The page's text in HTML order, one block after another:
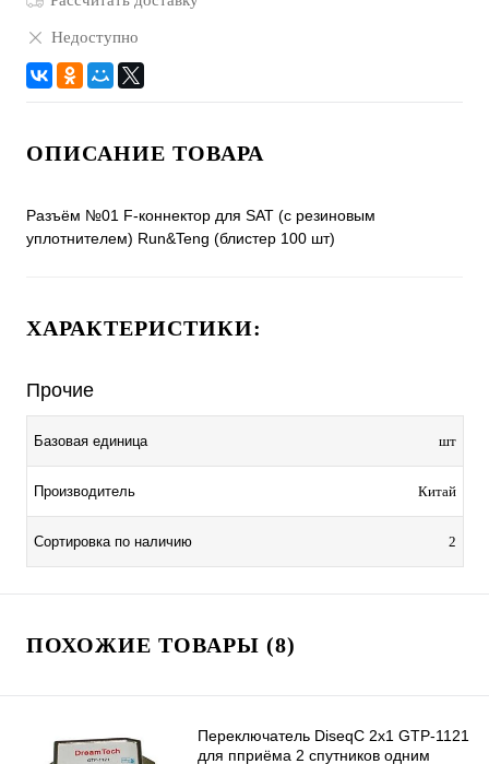
Недоступно
ОПИСАНИЕ ТОВАРА
Разъём №01 F-коннектор для SAT (с резиновым
уплотнителем) Run&Teng (блистер 100 шт)
ХАРАКТЕРИСТИКИ:
Прочие
Базовая единица шт
Производитель Китай
Сортировка по наличию 2
ПОХОЖИЕ ТОВАРЫ (8)
Переключатель DiseqC 2х1 GTP-1121
для пприёма 2 спутников одним